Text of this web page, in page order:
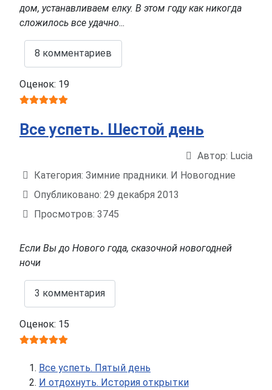
дом, устанавливаем елку. В этом году как никогда
сложилось все удачно...
8 комментариев
Оценок: 19
Все успеть. Шестой день
Автор: Lucia
Категория: Зимние прадники. И Новогодние
Опубликовано: 29 декабря 2013
Просмотров: 3745
Если Вы до Нового года, сказочной новогодней
ночи
3 комментария
Оценок: 15
Все успеть. Пятый день
И отдохнуть. История открытки